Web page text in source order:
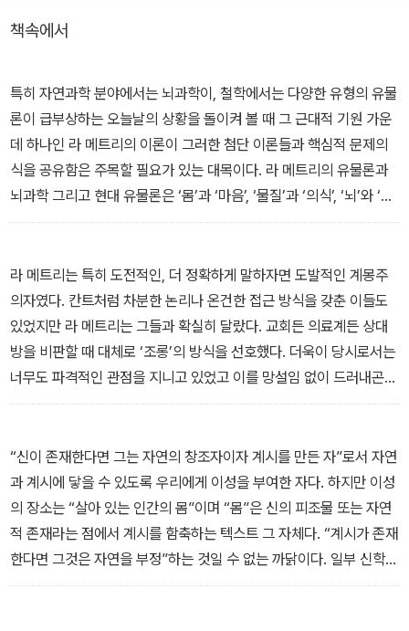
책속에서
특히 자연과학 분야에서는 뇌과학이, 철학에서는 다양한 유형의 유물
론이 급부상하는 오늘날의 상황을 돌이켜 볼 때 그 근대적 기원 가운
데 하나인 라 메트리의 이론이 그러한 첨단 이론들과 핵심적 문제의
식을 공유함은 주목할 필요가 있는 대목이다. 라 메트리의 유물론과
뇌과학 그리고 현대 유물론은 ‘몸’과 ‘마음’, ‘물질’과 ‘의식’, ‘뇌’와 ‘사
유’, ‘인간’과 ‘기계’ 등 핵심 개념들을 공통으로 간직하며 그 중심이 되
대한 재조망은 지나간 철학자에 대한 심도 있는 연구 그 이상의 의미
를 띨 수 있다. 라 메트리의 사유가 현대 이론의 문제의식과 그 속에
포함된 질문에 대해 놀랄 만한 해답까지는 아니더라도 적잖은 영감과
실마리를 품고 있는 까닭이다.
_“라 메트리의 도전” 중에서
라 메트리는 특히 도전적인, 더 정확하게 말하자면 도발적인 계몽주
의자였다. 칸트처럼 차분한 논리나 온건한 접근 방식을 갖춘 이들도
있었지만 라 메트리는 그들과 확실히 달랐다. 교회든 의료계든 상대
방을 비판할 때 대체로 ‘조롱’의 방식을 선호했다. 더욱이 당시로서는
너무도 파격적인 관점을 지니고 있었고 이를 망설임 없이 드러내곤
했다. 레이던에 머물 때 발표한 ≪인간-기계≫는 라 메트리의 관점이
급진적인 생각을 풍자와 희화화의 방식으로 거침없이 공개했다. 결국
라 메트리의 사유는 내용과 형식 모두 강한 반감을 불러일으킬 수밖
에 없었다. 그래서 라 메트리는 교회를 비롯한 보수적 집단에 공격당
했을 뿐 아니라 ‘계몽’이란 기치를 공유한 지성들에게도 비판과 지탄
의 대상이 되었다.
“신이 존재한다면 그는 자연의 창조자이자 계시를 만든 자”로서 자연
과 계시에 닿을 수 있도록 우리에게 이성을 부여한 자다. 하지만 이성
의 장소는 “살아 있는 인간의 몸”이며 “몸”은 신의 피조물 또는 자연
적 존재라는 점에서 계시를 함축하는 텍스트 그 자체다. “계시가 존재
한다면 그것은 자연을 부정”하는 것일 수 없는 까닭이다. 일부 신학자
는 유물론자들이 고귀한 “우리의 영혼을 진흙 덩어리에 불과한 것으